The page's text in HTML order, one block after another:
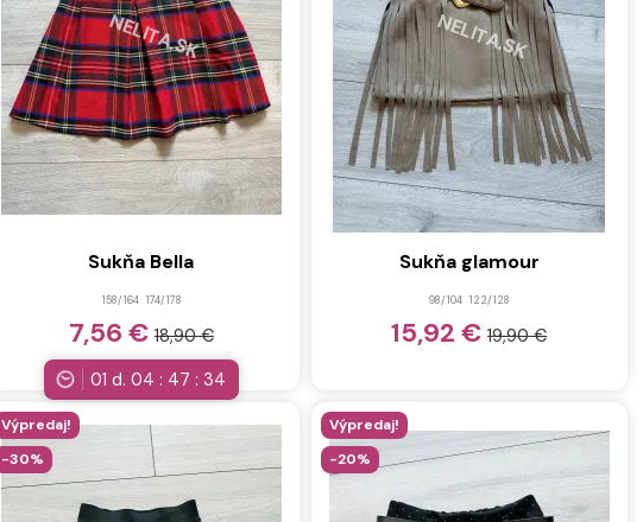
Sukňa Bella
158/164 174/178
7,56 €18,90 €
01 d. 04 : 47 : 32
Sukňa glamour
98/104 122/128
15,92 €19,90 €
Výpredaj!
-30%
Výpredaj!
-20%